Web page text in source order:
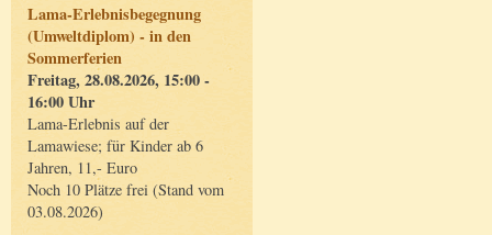
Lama-Erlebnisbegegnung
(Umweltdiplom) - in den
Sommerferien
Freitag, 28.08.2026, 15:00 -
16:00 Uhr
Lama-Erlebnis auf der
Lamawiese; für Kinder ab 6
Jahren, 11,- Euro
Noch 10 Plätze frei (Stand vom
03.08.2026)